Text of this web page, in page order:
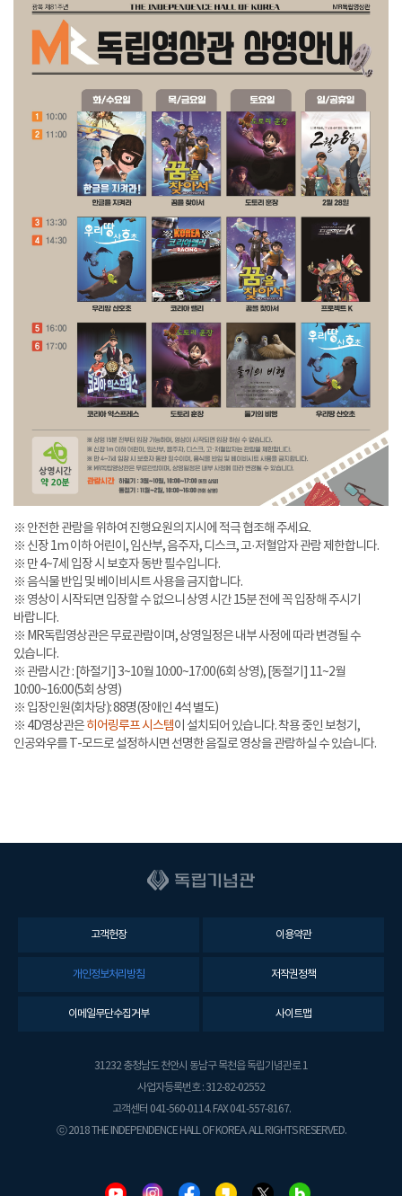
※ 안전한 관람을 위하여 진행요원의 지시에 적극 협조해 주세요.
※ 신장 1m 이하 어린이, 임산부, 음주자, 디스크, 고·저혈압자 관람 제한합니다.
※ 만 4~7세 입장 시 보호자 동반 필수입니다.
※ 음식물 반입 및 베이비시트 사용을 금지합니다.
※ 영상이 시작되면 입장할 수 없으니 상영 시간 15분 전에 꼭 입장해 주시기
바랍니다.
※ MR독립영상관은 무료관람이며, 상영일정은 내부 사정에 따라 변경될 수
있습니다.
※ 관람시간 : [하절기] 3~10월 10:00~17:00(6회 상영), [동절기] 11~2월
10:00~16:00(5회 상영)
※ 입장인원(회차당): 88명(장애인 4석 별도)
※ 4D영상관은히어링루프 시스템이 설치되어 있습니다. 착용 중인 보청기,
인공와우를 T-모드로 설정하시면 선명한 음질로 영상을 관람하실 수 있습니다.
고객헌장 이용약관
개인정보처리방침 저작권정책
이메일무단수집거부 사이트맵
31232 충청남도 천안시 동남구 목천읍 독립기념관로 1
사업자등록번호 : 312-82-02552
고객센터 041-560-0114. FAX 041-557-8167.
ⓒ 2018 THE INDEPENDENCE HALL OF KOREA. ALL RIGHTS RESERVED.